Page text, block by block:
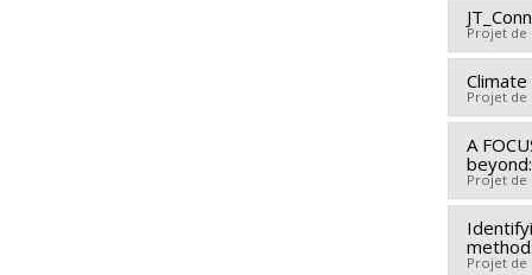
Grant
Lead
Co-
Grant
Projet de
Grant
Projet de
Lead
Co-
Grant
A
Projet de
Lead
Co-
Projet de